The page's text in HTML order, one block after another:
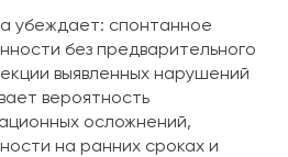
убеждает: спонтанное
без предварительного
выявленных нарушений
вероятность
осложнений,
на ранних сроках и